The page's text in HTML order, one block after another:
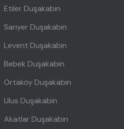
Etiler Duşakabin
Sarıyer Duşakabin
Levent Duşakabin
Bebek Duşakabin
Ortaköy Duşakabin
Ulus Duşakabin
Akatlar Duşakabin